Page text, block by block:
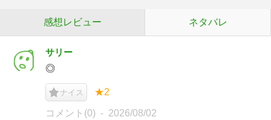
感想レビュー ネタバレ
サリー
◎
ナイス ★2
コメント(0) 2026/08/02